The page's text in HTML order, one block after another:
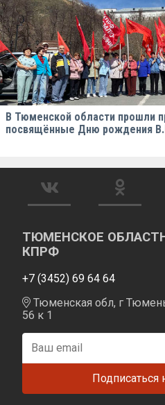
В Тюменской области прошли
посвящённые Дню рождения
ТЮМЕНСКОЕ
КПРФ
+7 (3452) 69 64 64
Тюменская обл, г
56 к 1